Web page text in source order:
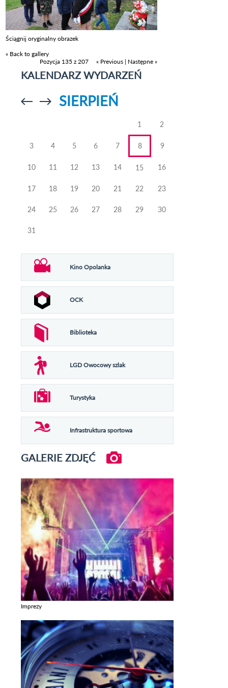
Ściągnij oryginalny obrazek
« Back to gallery
Pozycja 135 z 207
« Previous | Następne »
KALENDARZ WYDARZEŃ
Przejdź doPrzejdź do
SIERPIEŃ
1 2
3 4 5 6 7 8 9
10 11 12 13 14 15 16
17 18 19 20 21 22 23
24 25 26 27 28 29 30
31
Kino Opolanka
OCK
Biblioteka
LGD Owocowy szlak
Turystyka
Infrastruktura sportowa
GALERIE ZDJĘĆ
Imprezy